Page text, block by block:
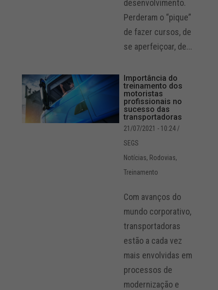
desenvolvimento.
Perderam o “pique”
de fazer cursos, de
se aperfeiçoar, de...
Importância do
treinamento dos
motoristas
profissionais no
sucesso das
transportadoras
21/07/2021 - 10:24/
SEGS
Notícias, Rodovias,
Treinamento
Com avanços do
mundo corporativo,
transportadoras
estão a cada vez
mais envolvidas em
processos de
modernização e